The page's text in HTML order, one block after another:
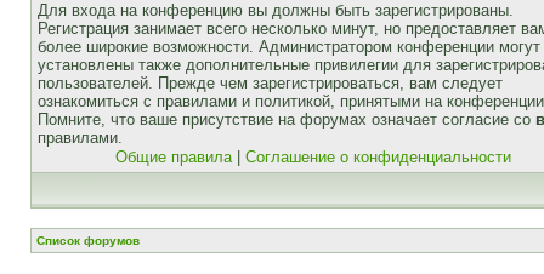
Для входа на конференцию вы должны быть зарегистрированы.
Регистрация занимает всего несколько минут, но предоставляет
более широкие возможности. Администратором конференции
установлены также дополнительные привилегии для
пользователей. Прежде чем зарегистрироваться, вам следует
ознакомиться с правилами и политикой, принятыми на
Помните, что ваше присутствие на форумах означает согласие со
правилами.
Общие правила| Соглашение о конфиденциальности
Список форумов